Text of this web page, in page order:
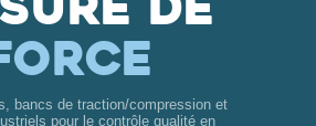
bancs de traction/compression et
pour le contrôle qualité en